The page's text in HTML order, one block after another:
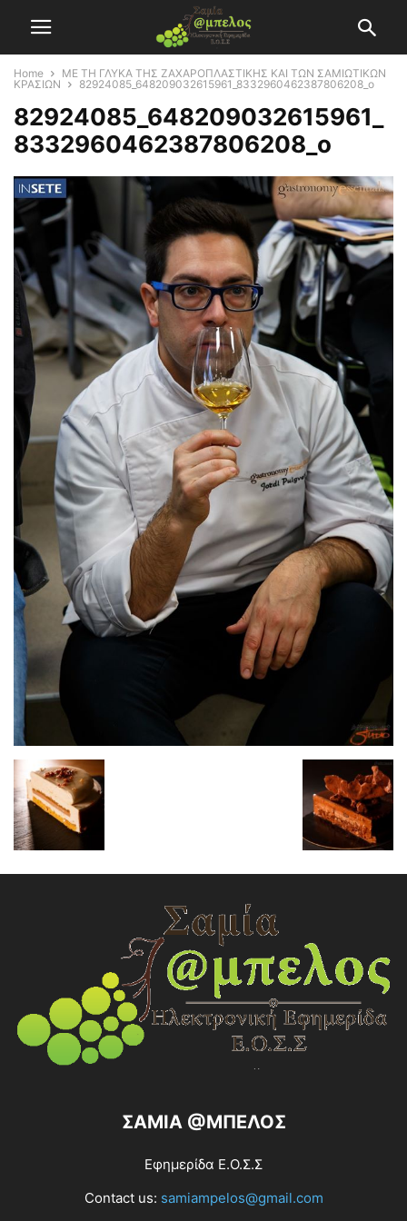
Home
ΜΕ ΤΗ ΓΛΥΚΑ ΤΗΣ ΖΑΧΑΡΟΠΛΑΣΤΙΚΗΣ ΚΑΙ ΤΩΝ ΣΑΜΙΩΤΙΚΩΝ
ΚΡΑΣΙΩΝ
82924085_648209032615961_8332960462387806208_o
82924085_648209032615961_
8332960462387806208_o
ΣΑΜΙΑ @ΜΠΕΛΟΣ
Εφημερίδα Ε.Ο.Σ.Σ
Contact us: samiampelos@gmail.com